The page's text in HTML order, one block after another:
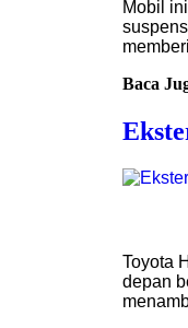
Mobil
Baca
Toyota
depan